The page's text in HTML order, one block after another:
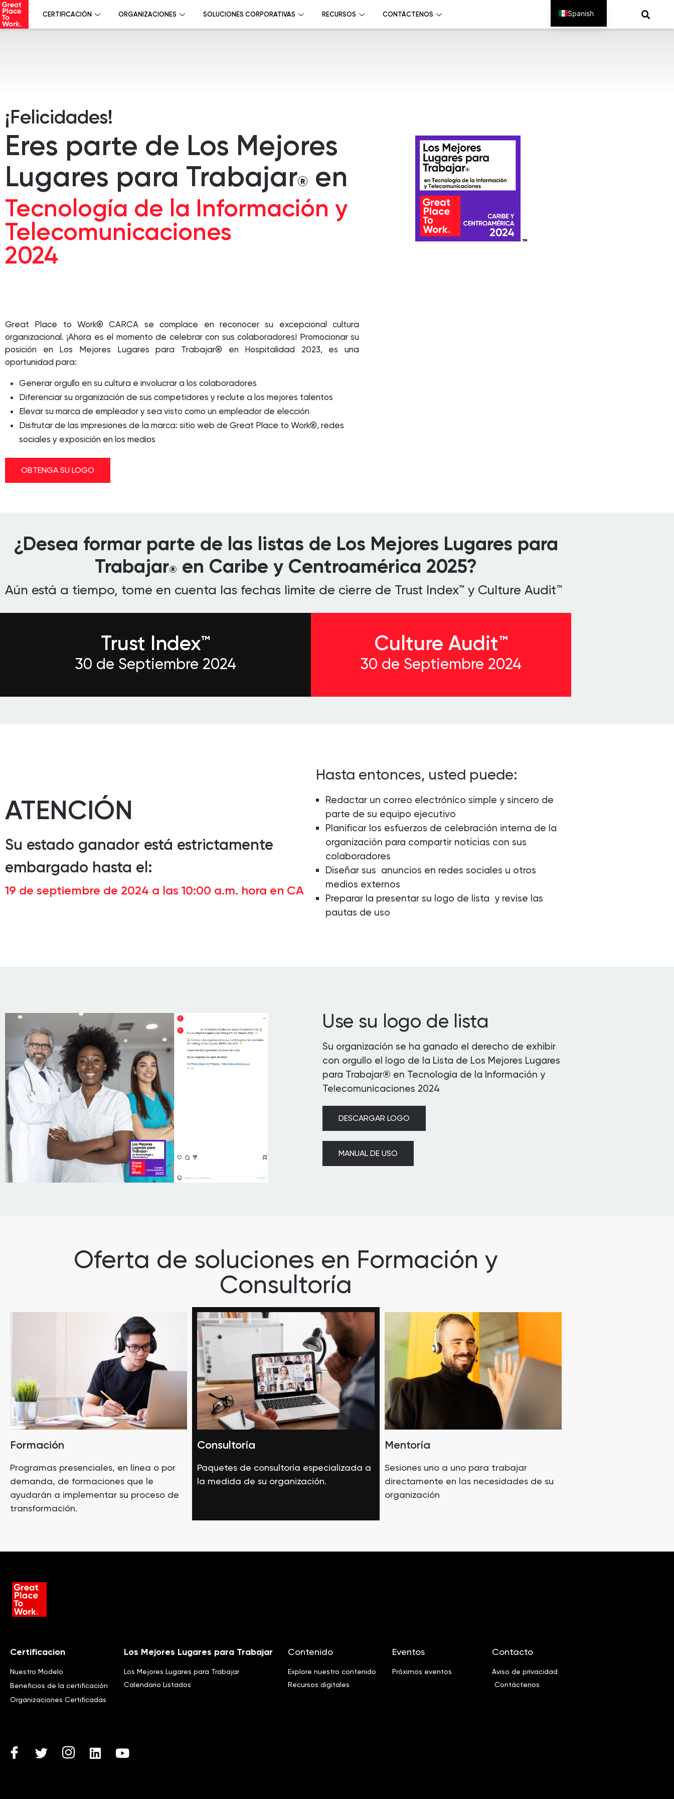
CERTIFICACIÓN ORGANIZACIONES SOLUCIONES CORPORATIVAS RECURSOS CONTÁCTENOS
¡Felicidades!
Eres parte de Los Mejores
Lugares para Trabajar® en
Tecnología de la Información y
Telecomunicaciones
2024
Great Place to Work® CARCA se complace en reconocer su excepcional cultura
organizacional. ¡Ahora es el momento de celebrar con sus colaboradores! Promocionar su
posición en Los Mejores Lugares para Trabajar® en Hospitalidad 2023, es una
oportunidad para:
Generar orgullo en su cultura e involucrar a los colaboradores
Diferenciar su organización de sus competidores y reclute a los mejores talentos
Elevar su marca de empleador y sea visto como un empleador de elección
Disfrutar de las impresiones de la marca: sitio web de Great Place to Work®, redes
sociales y exposición en los medios
OBTENGA SU LOGO
¿Desea formar parte de las listas de Los Mejores Lugares para
Trabajar® en Caribe y Centroamérica 2025?
Aún está a tiempo, tome en cuenta las fechas limite de cierre de Trust Index™ y Culture Audit™
Trust Index™
30 de Septiembre 2024
Culture Audit™
30 de Septiembre 2024
ATENCIÓN
Su estado ganador está estrictamente
embargado hasta el:
19 de septiembre de 2024 a las 10:00 a.m. hora en CA
Hasta entonces, usted puede:
Redactar un correo electrónico simple y sincero de
parte de su equipo ejecutivo
Planificar los esfuerzos de celebración interna de la
organización para compartir noticias con sus
colaboradores
Diseñar sus anuncios en redes sociales u otros
medios externos
Preparar la presentar su logo de lista y revise las
pautas de uso
Use su logo de lista
Su organización se ha ganado el derecho de exhibir
con orgullo el logo de la Lista de Los Mejores Lugares
para Trabajar® en Tecnología de la Información y
Telecomunicaciones 2024
DESCARGAR LOGO
MANUAL DE USO
Oferta de soluciones en Formación y
Consultoría
Formación
Programas presenciales, en línea o por
demanda, de formaciones que le
ayudarán a implementar su proceso de
transformación.
Consultoría
Paquetes de consultoría especializada a
la medida de su organización.
Mentoría
Sesiones uno a uno para trabajar
directamente en las necesidades de su
organización
Certificacion
Nuestro Modelo
Beneficios de la certificación
Organizaciones Certificadas
Los Mejores Lugares para Trabajar
Los Mejores Lugares para Trabajar
Calendario Listados
Contenido
Explore nuestro contenido
Recursos digitales
Eventos
Próximos eventos
Contacto
Aviso de privacidad
Contáctenos
Spanish
English